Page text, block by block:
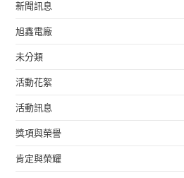
新聞訊息
旭鑫電廠
未分類
活動花絮
活動訊息
獎項與榮譽
肯定與榮耀